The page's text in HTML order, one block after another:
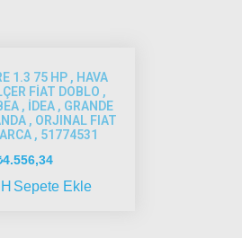
1.3 75 HP , HAVA
FİAT DOBLO ,
, İDEA , GRANDE
, ORJINAL FIAT
, 51774531
4.556,34
Sepete Ekle